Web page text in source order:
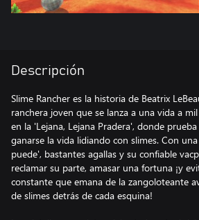
Descripción
Slime Rancher es la historia de Beatrix
ranchera joven que se lanza a una vida a
en la 'Lejana, Lejana Pradera', donde
ganarse la vida lidiando con slimes. Con
puede', bastantes agallas y su confiable
reclamar su parte, amasar una fortuna ¡y
constante que emana de la zangoloteante
de slimes detrás de cada esquina!